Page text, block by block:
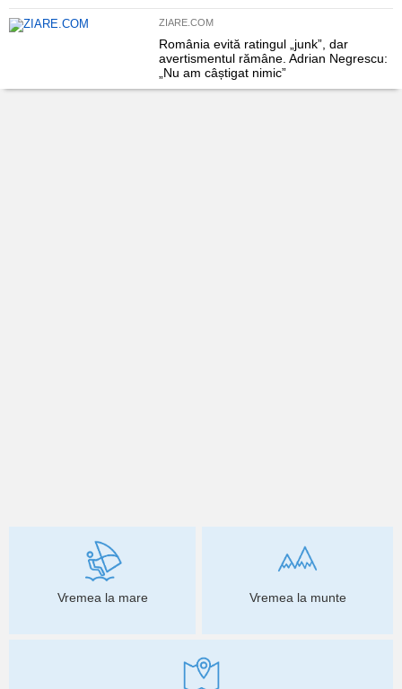
ZIARE.COM
România evită ratingul „junk”, dar
avertismentul rămâne. Adrian Negrescu:
„Nu am câștigat nimic”
Vremea la mare Vremea la munte